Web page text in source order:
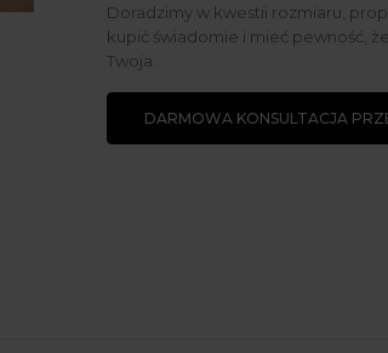
Doradzimy w kwestii rozmiaru,
kupić świadomie i mieć pewność,
Twoja.
DARMOWA KONSULTACJA